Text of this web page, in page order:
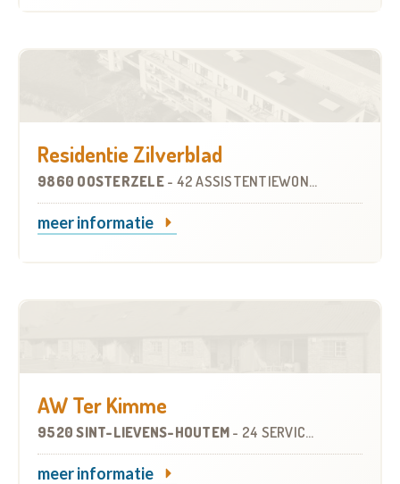
Residentie Zilverblad
9860 OOSTERZELE - 42 ASSISTENTIEWONINGEN
meer informatie
AW Ter Kimme
9520 SINT-LIEVENS-HOUTEM - 24 SERVICEFLATS
meer informatie